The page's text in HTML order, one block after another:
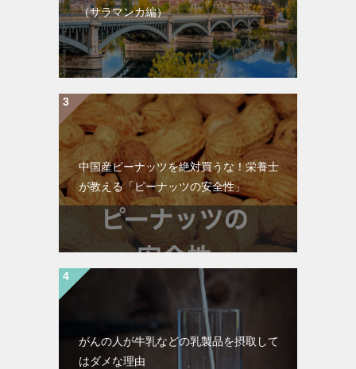
（サラマンカ編）
中国産ピーナッツを絶対買うな！栄養士
が教える「ピーナッツの安全性」
がんの人が牛乳などの乳製品を摂取して
はダメな理由